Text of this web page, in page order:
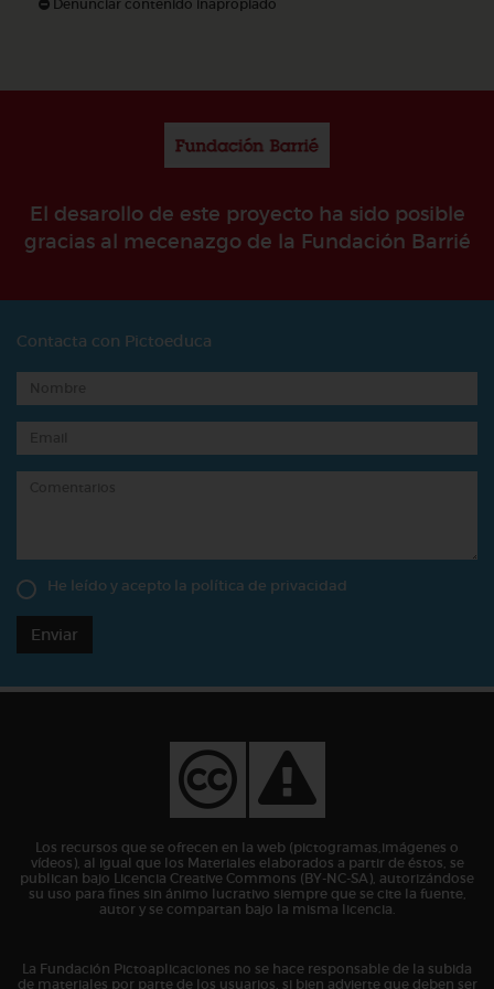
Denunciar contenido inapropiado
El desarollo de este proyecto ha sido posible
gracias al mecenazgo de la Fundación Barrié
Contacta con Pictoeduca
He leído y acepto la política de privacidad
Enviar
Los recursos que se ofrecen en la web (pictogramas,imágenes o
vídeos), al igual que los Materiales elaborados a partir de éstos, se
publican bajo Licencia Creative Commons (BY-NC-SA), autorizándose
su uso para fines sin ánimo lucrativo siempre que se cite la fuente,
autor y se compartan bajo la misma licencia.
La Fundación Pictoaplicaciones no se hace responsable de la subida
de materiales por parte de los usuarios, si bien advierte que deben ser